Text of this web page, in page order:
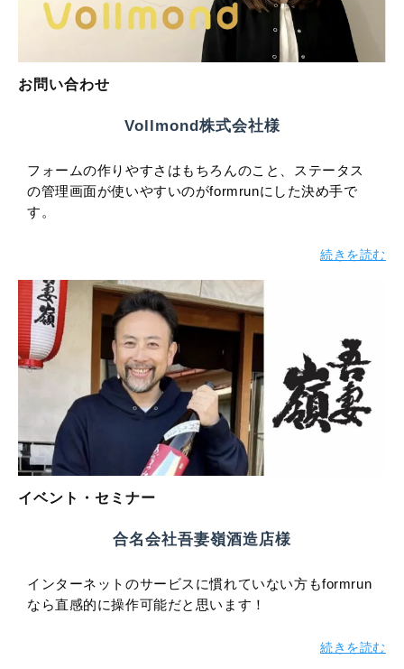
お問い合わせ
Vollmond株式会社様
フォームの作りやすさはもちろんのこと、ステータス
の管理画面が使いやすいのがformrunにした決め手で
す。
続きを読む
イベント・セミナー
合名会社吾妻嶺酒造店様
インターネットのサービスに慣れていない方もformrun
なら直感的に操作可能だと思います！
続きを読む